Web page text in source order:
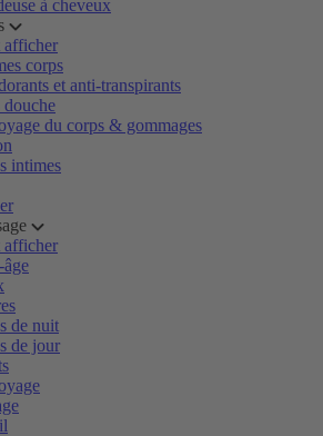
à cheveux
afficher
corps
et anti-transpirants
douche
du corps & gommages
intimes
afficher
de nuit
de jour